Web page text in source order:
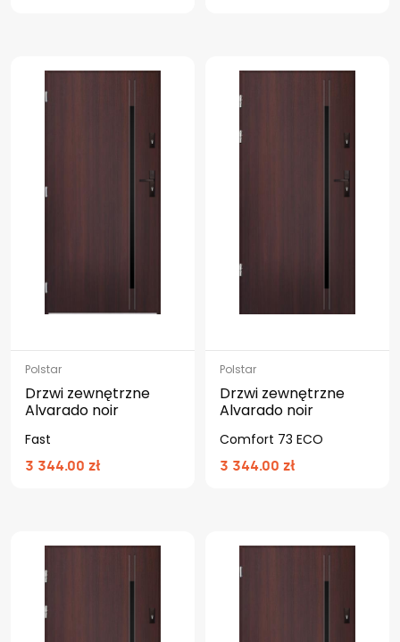
Polstar
Drzwi zewnętrzne
Alvarado noir
Fast
3 344.00 zł
Polstar
Drzwi zewnętrzne
Alvarado noir
Comfort 73 ECO
3 344.00 zł